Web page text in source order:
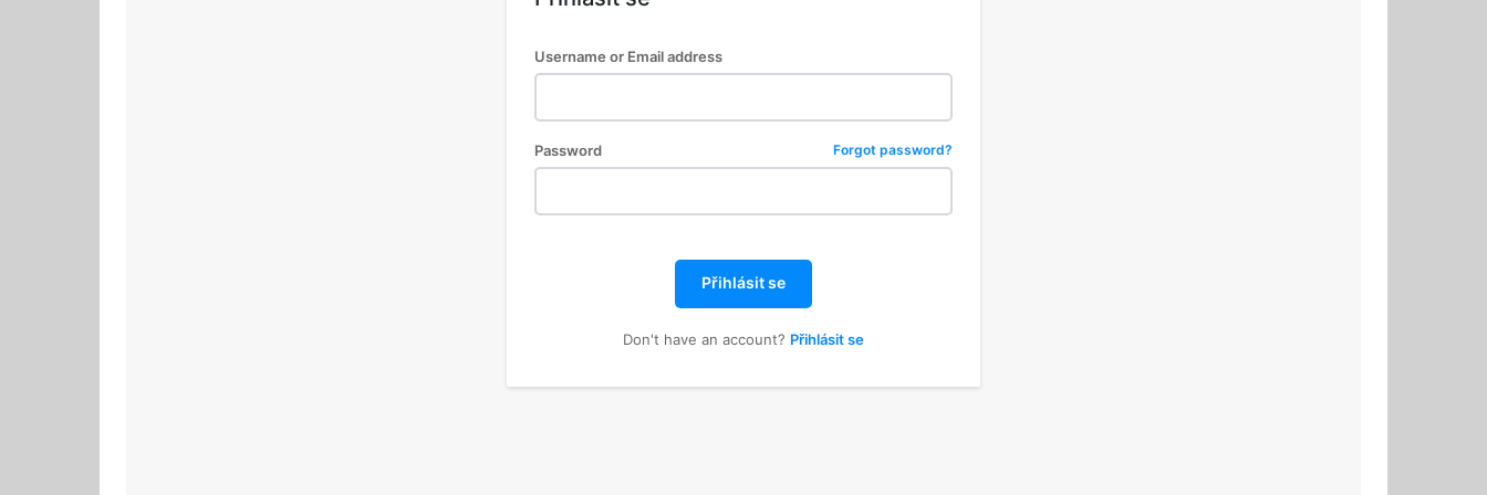
Username or Email address
Password Forgot password?
Přihlásit se
Don't have an account? Přihlásit se